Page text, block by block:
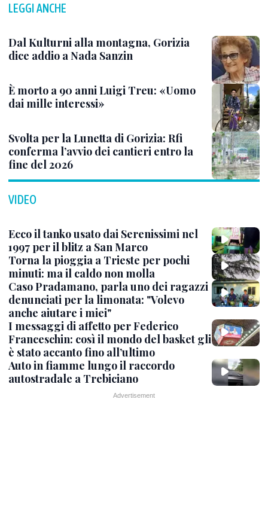
LEGGI ANCHE
Dal Kulturni alla montagna, Gorizia
dice addio a Nada Sanzin
È morto a 90 anni Luigi Treu: «Uomo
dai mille interessi»
Svolta per la Lunetta di Gorizia: Rfi
conferma l’avvio dei cantieri entro la
fine del 2026
VIDEO
Ecco il tanko usato dai Serenissimi nel
1997 per il blitz a San Marco
Torna la pioggia a Trieste per pochi
minuti: ma il caldo non molla
Caso Pradamano, parla uno dei ragazzi
denunciati per la limonata: "Volevo
anche aiutare i miei"
I messaggi di affetto per Federico
Franceschin: così il mondo del basket gli
è stato accanto fino all’ultimo
Auto in fiamme lungo il raccordo
autostradale a Trebiciano